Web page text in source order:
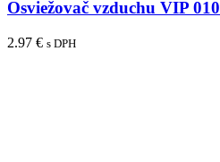
Osviežovač vzduchu VIP 010
2.97 € s DPH